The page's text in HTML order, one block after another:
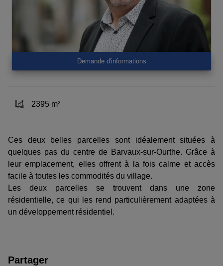
Demande d'informations
2395 m²
Ces deux belles parcelles sont idéalement situées à
quelques pas du centre de Barvaux-sur-Ourthe. Grâce à
leur emplacement, elles offrent à la fois calme et accès
facile à toutes les commodités du village.
Les deux parcelles se trouvent dans une zone
résidentielle, ce qui les rend particulièrement adaptées à
un développement résidentiel.
Partager